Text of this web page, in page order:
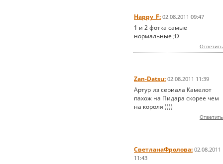
Happy_F: 02.08.2011 09:47
1 и 2 фотка самые
нормальные ;D
Ответить
Zan-Datsu: 02.08.2011 11:39
Артур из сериала Камелот
пахож на Пидара скорее чем
на короля ))))
Ответить
СветланаФролова: 02.08.2011
11:43